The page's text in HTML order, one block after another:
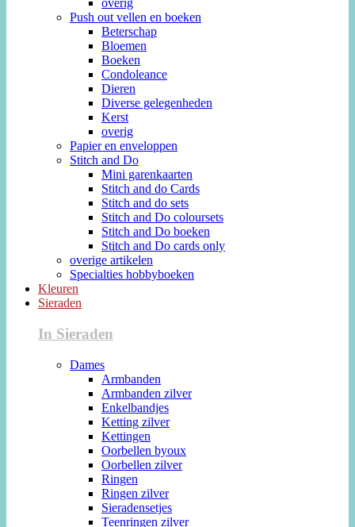
overig
Push out vellen en boeken
Beterschap
Bloemen
Boeken
Condoleance
Dieren
Diverse gelegenheden
Kerst
overig
Papier en enveloppen
Stitch and Do
Mini garenkaarten
Stitch and do Cards
Stitch and do sets
Stitch and Do coloursets
Stitch and Do boeken
Stitch and Do cards only
overige artikelen
Specialties hobbyboeken
Kleuren
Sieraden
In Sieraden
Dames
Armbanden
Armbanden zilver
Enkelbandjes
Ketting zilver
Kettingen
Oorbellen byoux
Oorbellen zilver
Ringen
Ringen zilver
Sieradensetjes
Teenringen zilver